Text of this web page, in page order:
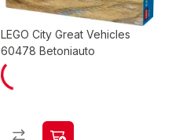
LEGO City Great Vehicles
60478 Betoniauto